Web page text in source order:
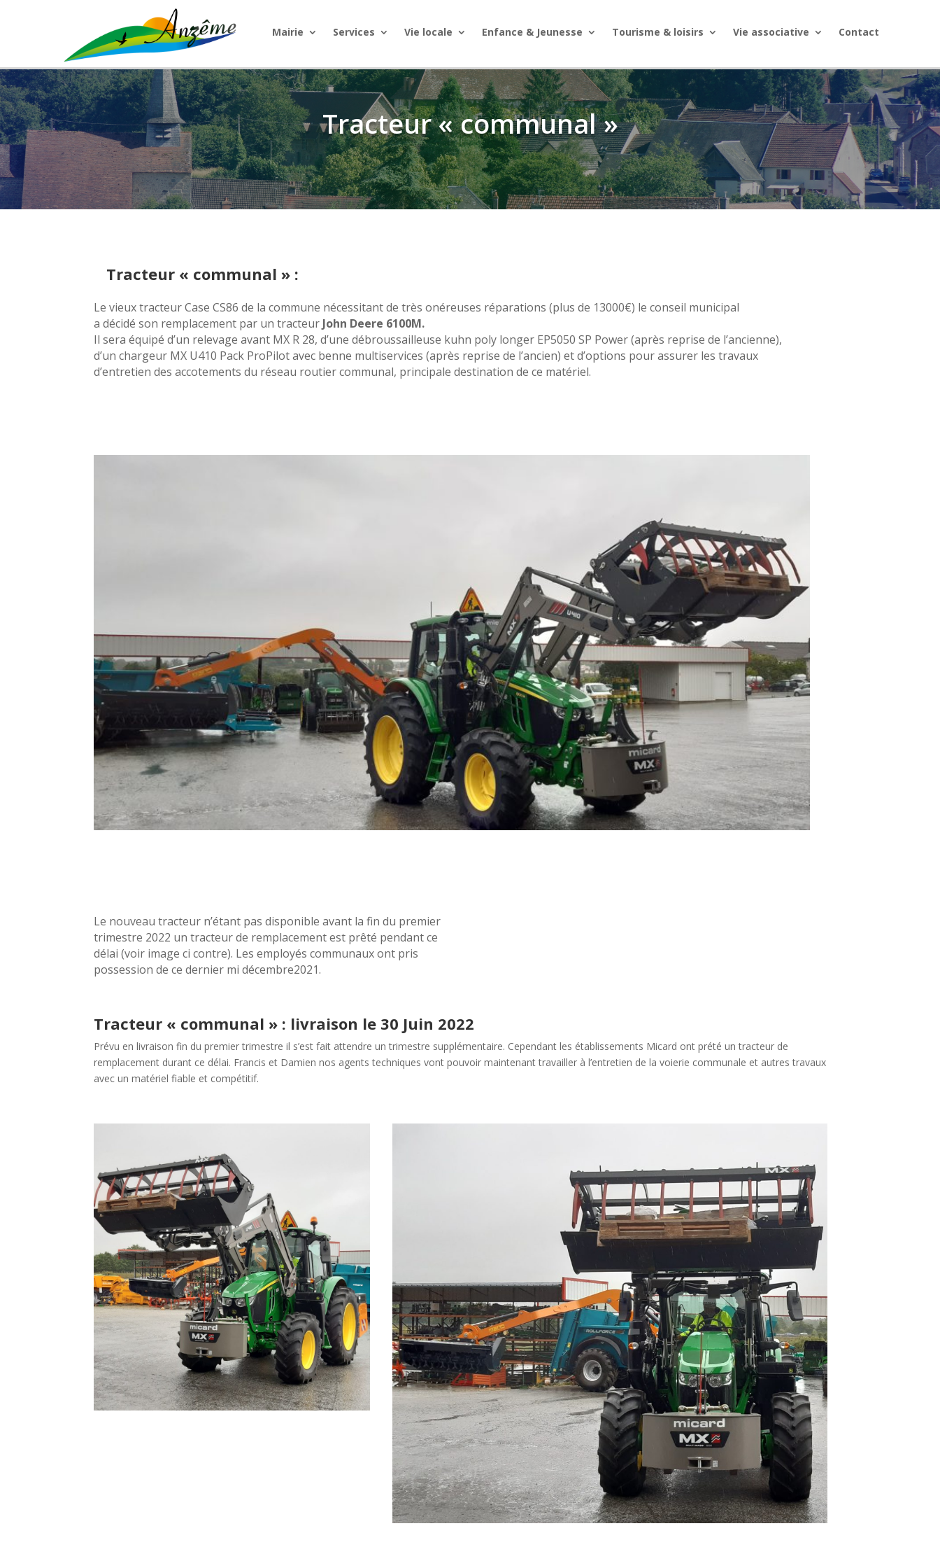
Mairie Services Vie locale Enfance & Jeunesse Tourisme & loisirs Vie associative Contact
Tracteur « communal »
Tracteur « communal » :
Le vieux tracteur Case CS86 de la commune nécessitant de très onéreuses réparations (plus de 13000€) le conseil municipal
a décidé son remplacement par un tracteur John Deere 6100M.
Il sera équipé d’un relevage avant MX R 28, d’une débroussailleuse kuhn poly longer EP5050 SP Power (après reprise de l’ancienne),
d’un chargeur MX U410 Pack ProPilot avec benne multiservices (après reprise de l’ancien) et d’options pour assurer les travaux
d’entretien des accotements du réseau routier communal, principale destination de ce matériel.
Le nouveau tracteur n’étant pas disponible avant la fin du premier
trimestre 2022 un tracteur de remplacement est prêté pendant ce
délai (voir image ci contre). Les employés communaux ont pris
possession de ce dernier mi décembre2021.
Tracteur « communal » : livraison le 30 Juin 2022
Prévu en livraison fin du premier trimestre il s’est fait attendre un trimestre supplémentaire. Cependant les établissements Micard ont prété un tracteur de
remplacement durant ce délai. Francis et Damien nos agents techniques vont pouvoir maintenant travailler à l’entretien de la voierie communale et autres travaux
avec un matériel fiable et compétitif.